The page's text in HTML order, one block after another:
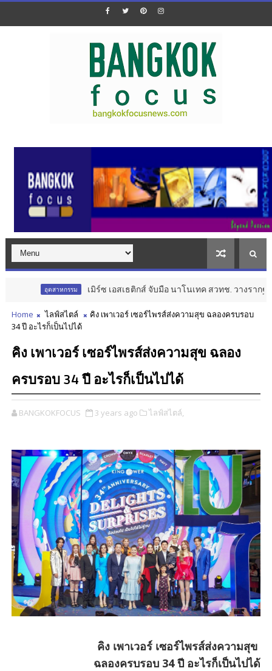
อุตสาหกรรม เมิร์ซ เอสเธติกส์ จับมือ นาโนเทค สวทช. วางรากฐาน
Home ไลฟ์สไตล์
คิง เพาเวอร์ เซอร์ไพรส์ส่งความสุข ฉลองครบรอบ
34 ปี อะไรก็เป็นไปได้
คิง เพาเวอร์ เซอร์ไพรส์ส่งความสุข ฉลอง
ครบรอบ 34 ปี อะไรก็เป็นไปได้
BANGKOKFOCUS 3 years ago ไลฟ์สไตล์,
คิง เพาเวอร์ เซอร์ไพรส์ส่งความสุข
ฉลองครบรอบ 34 ปี อะไรก็เป็นไปได้